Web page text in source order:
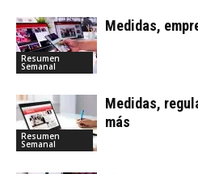
Resumen
Semanal
Medidas,
Resumen
Semanal
Medidas,
más